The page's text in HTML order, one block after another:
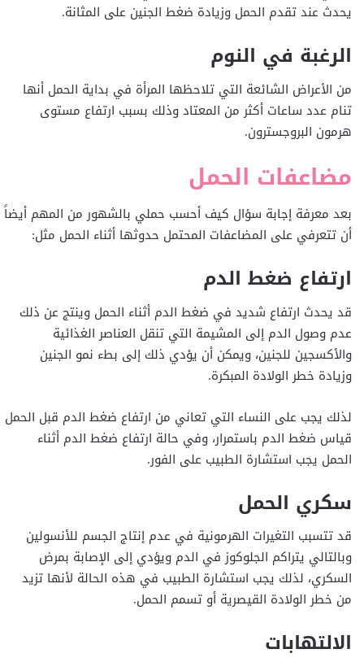
يحدث عند تقدم الحمل وزيادة ضغط الجنين على المثانة.
الرغبة في النوم
من الأعراض الشائعة التي تلاحظها المرأة في بداية الحمل أنها
تنام عدد ساعات أكثر من المعتاد وذلك بسبب ارتفاع مستوى
هرمون البروجسترون.
مضاعفات الحمل
بعد معرفة إجابة سؤال كيف أحسب حملي بالشهور من المهم أيضاً
أن تتعرفي على المضاعفات المحتمل حدوثها أثناء الحمل مثل:
ارتفاع ضغط الدم
قد يحدث ارتفاع شديد في ضغط الدم أثناء الحمل وينتج عن ذلك
عدم وصول الدم إلى المشيمة التي تنقل العناصر الغذائية
والأكسجين للجنين، ويمكن أن يؤدي ذلك إلى بطء نمو الجنين
وزيادة خطر الولادة المبكرة.
لذلك يجب على النساء التي تعاني من ارتفاع ضغط الدم قبل الحمل
قياس ضغط الدم باستمرار، وفي حالة ارتفاع ضغط الدم أثناء
الحمل يجب استشارة الطبيب على الفور.
سكري الحمل
قد تتسبب التغيرات الهرمونية في عدم إنتاج الجسم للأنسولين
وبالتالي يتراكم الجلوكوز في الدم ويؤدي إلى الإصابة بمرض
السكري، لذلك يجب استشارة الطبيب في هذه الحالة لأنها تزيد
من خطر الولادة القيصرية أو تسمم الحمل.
الالتهابات